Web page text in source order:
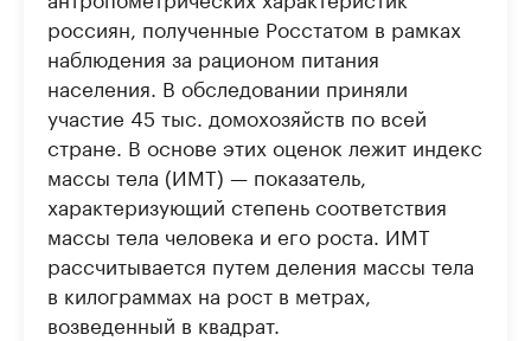
россиян, полученные Росстатом в рамках
наблюдения за рационом питания
населения. В обследовании приняли
участие 45 тыс. домохозяйств по всей
стране. В основе этих оценок лежит индекс
массы тела (ИМТ) — показатель,
характеризующий степень соответствия
массы тела человека и его роста. ИМТ
рассчитывается путем деления массы тела
в килограммах на рост в метрах,
возведенный в квадрат.